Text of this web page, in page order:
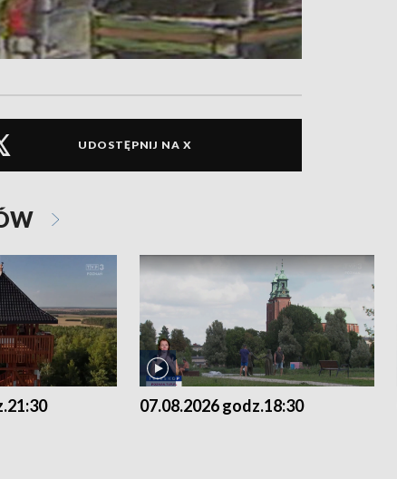
UDOSTĘPNIJ NA X
07.08.2026 godz.18:30